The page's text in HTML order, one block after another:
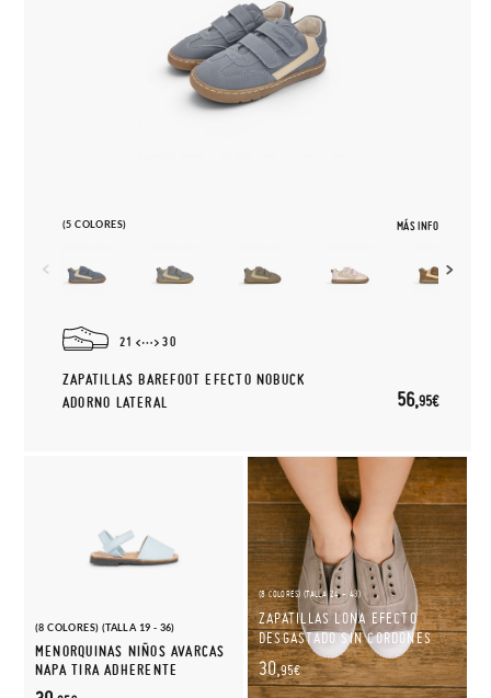
(5 COLORES) MÁS INFO
21 30
ZAPATILLAS BAREFOOT EFECTO NOBUCK
ADORNO LATERAL
56,95€
(8 COLORES) (TALLA 19 - 36)
MENORQUINAS NIÑOS AVARCAS
NAPA TIRA ADHERENTE
(8 COLORES) (TALLA 24 - 43)
ZAPATILLAS LONA EFECTO
DESGASTADO SIN CORDONES
30,95€